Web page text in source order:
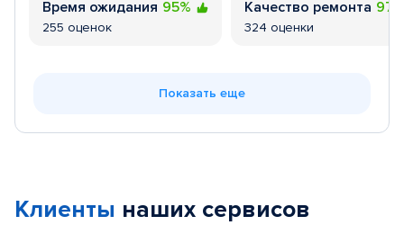
Время ожидания 95%
255 оценок
Качество ремонта
324 оценки
Показать еще
Клиенты наших сервисов